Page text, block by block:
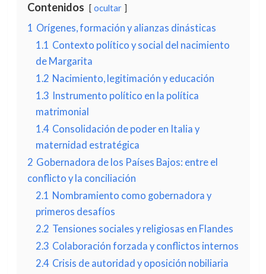
Contenidos ocultar
1 Orígenes, formación y alianzas dinásticas
1.1 Contexto político y social del nacimiento
de Margarita
1.2 Nacimiento, legitimación y educación
1.3 Instrumento político en la política
matrimonial
1.4 Consolidación de poder en Italia y
maternidad estratégica
2 Gobernadora de los Países Bajos: entre el
conflicto y la conciliación
2.1 Nombramiento como gobernadora y
primeros desafíos
2.2 Tensiones sociales y religiosas en Flandes
2.3 Colaboración forzada y conflictos internos
2.4 Crisis de autoridad y oposición nobiliaria